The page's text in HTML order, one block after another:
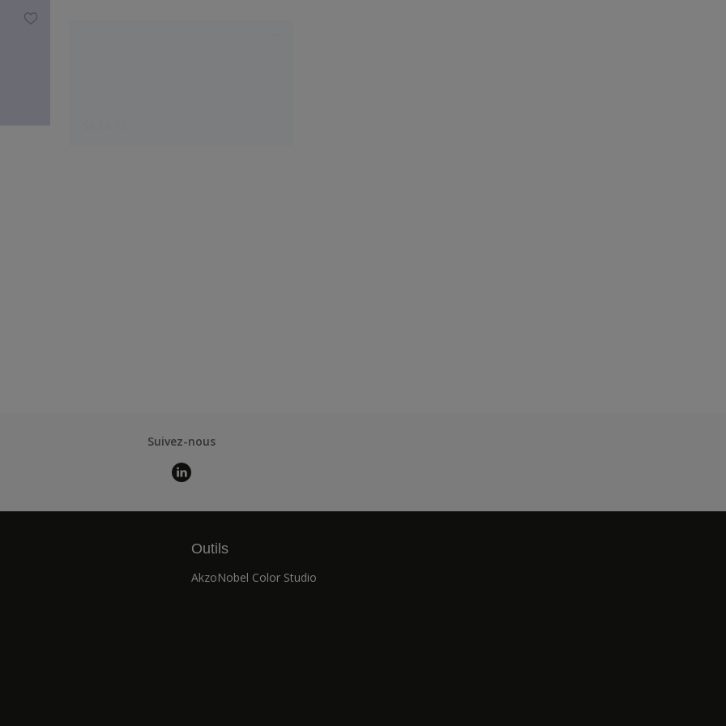
Suivez-nous
Outils
AkzoNobel Color Studio